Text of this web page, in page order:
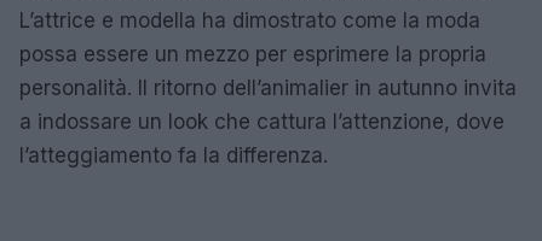
L’attrice e modella ha dimostrato come la moda
possa essere un mezzo per esprimere la propria
personalità. Il ritorno dell’animalier in autunno invita
a indossare un look che cattura l’attenzione, dove
l’atteggiamento fa la differenza.